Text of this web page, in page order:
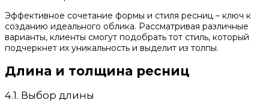
Эффективное сочетание формы и стиля ресниц – ключ к
созданию идеального облика. Рассматривая различные
варианты, клиенты смогут подобрать тот стиль, который
подчеркнет их уникальность и выделит из толпы.
Длина и толщина ресниц
4.1. Выбор длины